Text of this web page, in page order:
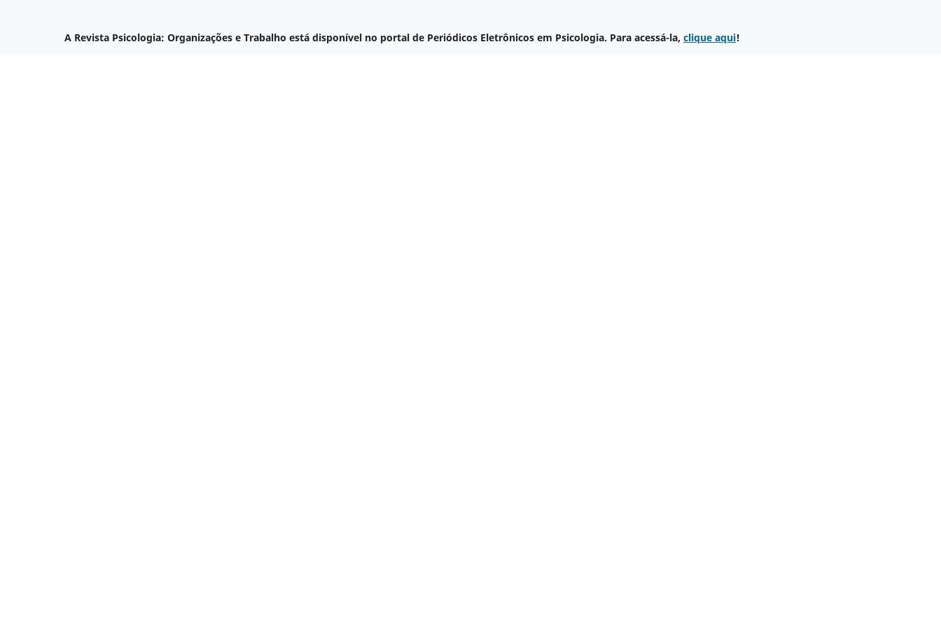
A Revista Psicologia: Organizações e Trabalho está disponível no portal de Periódicos Eletrônicos em Psicologia. Para acessá-la, clique aqui!